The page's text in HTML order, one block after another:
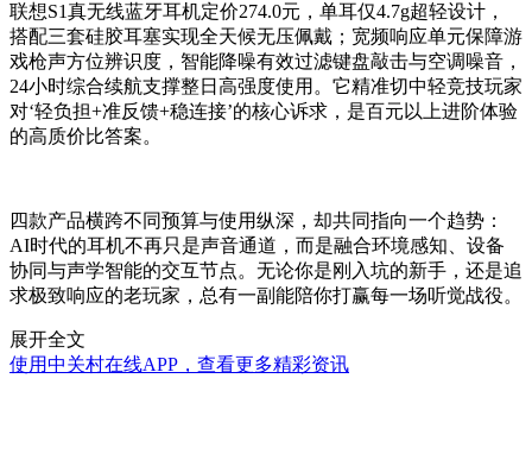
联想S1真无线蓝牙耳机定价274.0元，单耳仅4.7g超轻设计，
搭配三套硅胶耳塞实现全天候无压佩戴；宽频响应单元保障游
戏枪声方位辨识度，智能降噪有效过滤键盘敲击与空调噪音，
24小时综合续航支撑整日高强度使用。它精准切中轻竞技玩家
对‘轻负担+准反馈+稳连接’的核心诉求，是百元以上进阶体验
的高质价比答案。
四款产品横跨不同预算与使用纵深，却共同指向一个趋势：
AI时代的耳机不再只是声音通道，而是融合环境感知、设备
协同与声学智能的交互节点。无论你是刚入坑的新手，还是追
求极致响应的老玩家，总有一副能陪你打赢每一场听觉战役。
展开全文
使用中关村在线APP，查看更多精彩资讯